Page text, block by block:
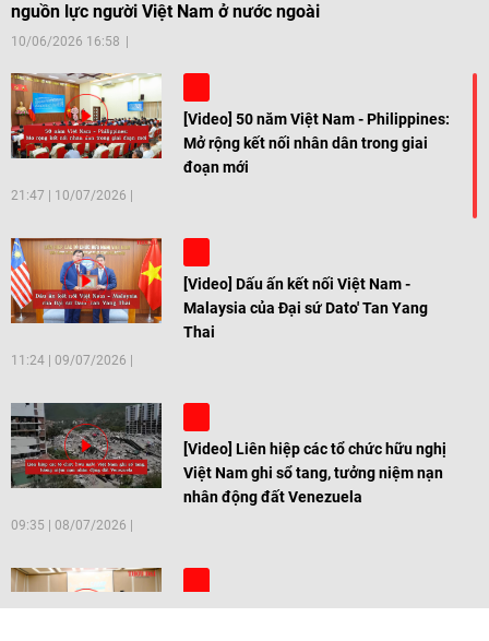
nguồn lực người Việt Nam ở nước ngoài
10/06/2026 16:58
[Video] 50 năm Việt Nam - Philippines:
Mở rộng kết nối nhân dân trong giai
đoạn mới
21:47 10/07/2026
[Video] Dấu ấn kết nối Việt Nam -
Malaysia của Đại sứ Dato' Tan Yang
Thai
11:24 09/07/2026
[Video] Liên hiệp các tổ chức hữu nghị
Việt Nam ghi sổ tang, tưởng niệm nạn
nhân động đất Venezuela
09:35 08/07/2026
[Video] Trẻ em Đông Á cùng kiến tạo